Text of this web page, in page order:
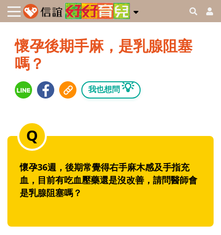
懷孕後期手麻，是乳腺阻塞
嗎？
我也想問 💡
懷孕36週，後期常覺得右手麻木感及手指充
血，目前有吃血壓藥還是沒改善，請問醫師會
是乳腺阻塞嗎？